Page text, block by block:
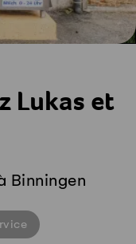
Lukas et
Binningen